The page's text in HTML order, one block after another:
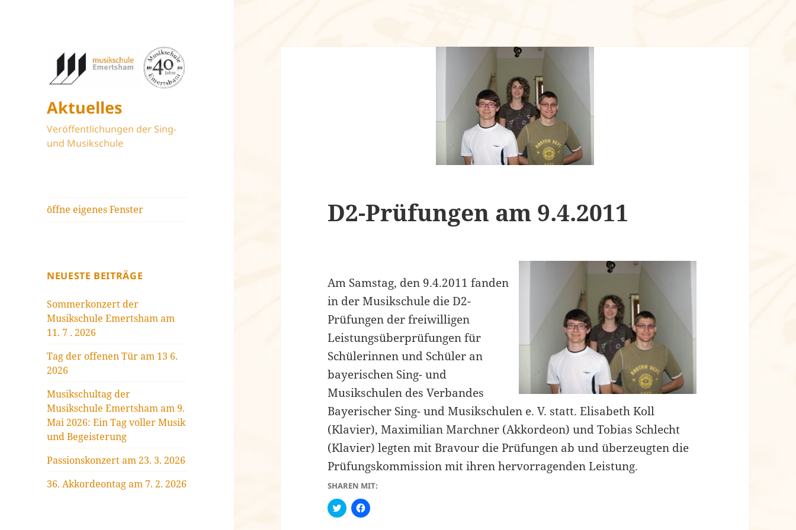
Aktuelles
Veröffentlichungen der Sing-
und Musikschule
öffne eigenes Fenster
NEUESTE BEITRÄGE
Sommerkonzert der
Musikschule Emertsham am
11. 7 . 2026
Tag der offenen Tür am 13 6.
2026
Musikschultag der
Musikschule Emertsham am 9.
Mai 2026: Ein Tag voller Musik
und Begeisterung
Passionskonzert am 23. 3. 2026
36. Akkordeontag am 7. 2. 2026
D2-Prüfungen am 9.4.2011
Am Samstag, den 9.4.2011 fanden
in der Musikschule die D2-
Prüfungen der freiwilligen
Leistungsüberprüfungen für
Schülerinnen und Schüler an
bayerischen Sing- und
Musikschulen des Verbandes
Bayerischer Sing- und Musikschulen e. V. statt. Elisabeth Koll
(Klavier), Maximilian Marchner (Akkordeon) und Tobias Schlecht
(Klavier) legten mit Bravour die Prüfungen ab und überzeugten die
Prüfungskommission mit ihren hervorragenden Leistung.
SHAREN MIT:
C
l
K
l